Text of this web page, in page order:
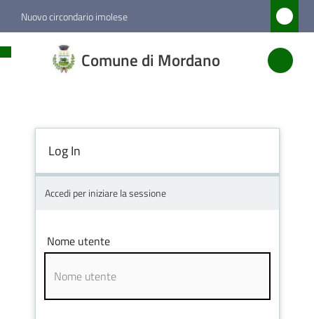
Vai al contenuto
Vai alla navigazione
Vai al footer
Nuovo circondario imolese
Comune di Mordano
di
Amministrazione
Novità
Servizi
Log In
Accedi per iniziare la sessione
Nome utente